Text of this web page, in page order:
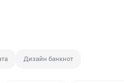
Дизайн банкнот